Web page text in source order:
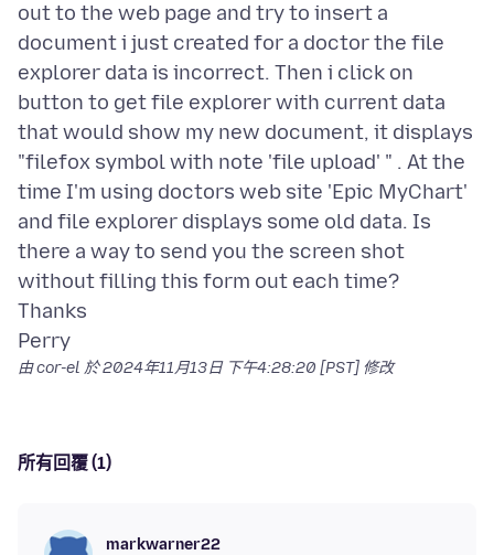
out to the web page and try to insert a
document i just created for a doctor the file
explorer data is incorrect. Then i click on
button to get file explorer with current data
that would show my new document, it displays
"filefox symbol with note 'file upload' " . At the
time I'm using doctors web site 'Epic MyChart'
and file explorer displays some old data. Is
there a way to send you the screen shot
without filling this form out each time?
Thanks
由 cor-el 於2024年11月13日 下午4:28:20 [PST] 修改
所有回覆 (1)
markwarner22